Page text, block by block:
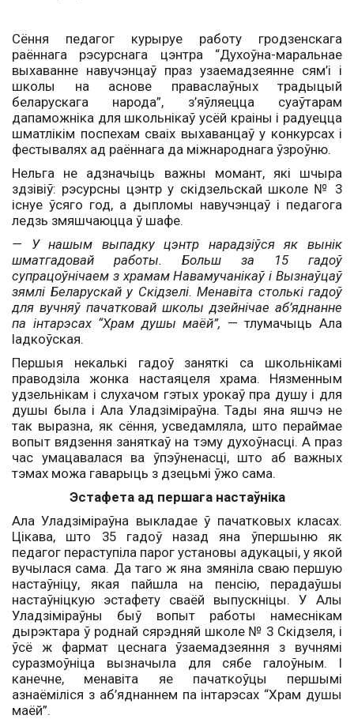
Сёння педагог курыруе работу гро­дзенскага
раённага рэсурснага цэнтра “Духоўна-маральнае
выхаванне навучэнцаў праз узаемадзеянне сям’і і
школы на аснове праваслаўных традыцый
беларускага народа”, з’яўляецца суаўтарам
дапаможніка для школьнікаў усёй краіны і радуецца
шматлікім поспехам сваіх выхаванцаў у конкурсах і
фестывалях ад раённага да міжнароднага ўзроўню.
Нельга не адзначыць важны момант, які шчыра
здзівіў: рэсурсны цэнтр у скі­дзельскай школе № 3
існуе ўсяго год, а дыпломы навучэнцаў і педагога
ледзь змяшчаюцца ў шафе.
— У нашым выпадку цэнтр нарадзіўся як вынік
шматгадовай работы. Больш за 15 гадоў
супрацоўнічаем з храмам Навамучанікаў і Вызнаўцаў
зямлі Беларускай у Скідзелі. Менавіта столькі гадоў
для вучняў пачатковай школы дзейнічае аб’яднанне
па інтарэсах “Храм душы маёй”, — тлумачыць Ала
Іадкоўская.
Першыя некалькі гадоў заняткі са школьнікамі
праводзіла жонка настаяцеля храма. Нязменным
удзельнікам і слухачом гэтых урокаў пра душу і для
душы была і Ала Уладзіміраўна. Тады яна яшчэ не
так выразна, як сёння, усведамляла, што пераймае
вопыт вядзення заняткаў на тэму духоўнасці. А праз
час умацавалася ва ўпэўненасці, што аб важных
тэмах можа гаварыць з дзецьмі ўжо сама.
Эстафета ад першага настаўніка
Ала Уладзіміраўна выкладае ў пачатковых класах.
Цікава, што 35 гадоў назад яна ўпершыню як
педагог пераступіла парог установы адукацыі, у якой
вучылася сама. Да таго ж яна змяніла сваю першую
настаўніцу, якая пайшла на пенсію, перадаўшы
настаўніцкую эстафету сваёй выпускніцы. У Алы
Уладзіміраўны быў вопыт работы намеснікам
дырэктара ў роднай сярэдняй школе № 3 Скідзеля, і
ўсё ж фармат цеснага ўзаемадзеяння з вучнямі
суразмоўніца вызначыла для сябе галоўным. І
канечне, менавіта яе пачаткоўцы першымі
азнаёміліся з аб’яднаннем па інтарэсах “Храм душы
маёй”.